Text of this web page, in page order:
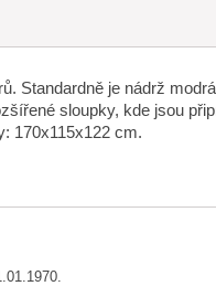
Standardně je nádrž
sloupky, kde jsou
170x115x122 cm.